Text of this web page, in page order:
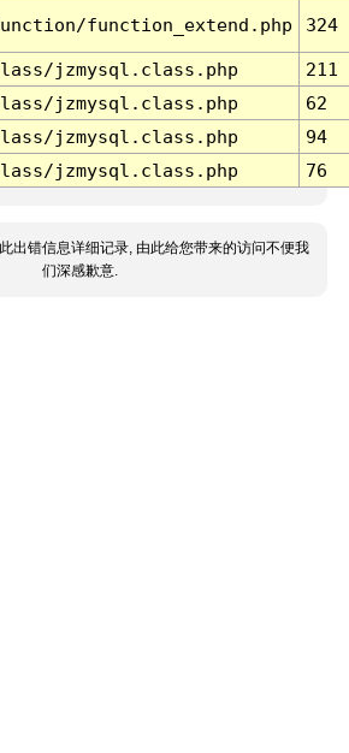
function_extend.php 324
jzmysql.class.php
211
jzmysql.class.php
62
jzmysql.class.php
94
jzmysql.class.php 76
出错信息详细记录, 由此给您带来的访问不便我
们深感歉意.